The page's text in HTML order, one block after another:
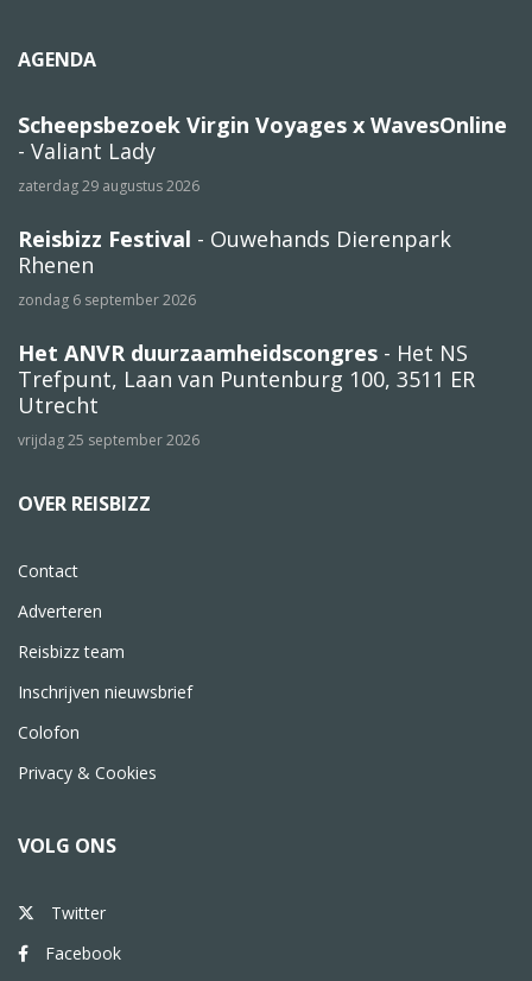
AGENDA
Scheepsbezoek Virgin Voyages x WavesOnline
- Valiant Lady
zaterdag 29 augustus 2026
Reisbizz Festival - Ouwehands Dierenpark
Rhenen
zondag 6 september 2026
Het ANVR duurzaamheidscongres - Het NS
Trefpunt, Laan van Puntenburg 100, 3511 ER
Utrecht
vrijdag 25 september 2026
OVER REISBIZZ
Contact
Adverteren
Reisbizz team
Inschrijven nieuwsbrief
Colofon
Privacy & Cookies
VOLG ONS
Twitter
Facebook